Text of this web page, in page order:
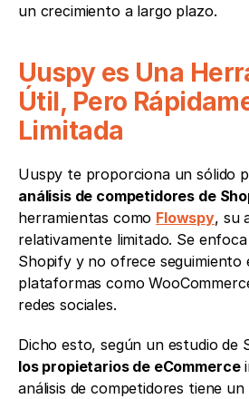
un crecimiento a largo plazo.
Uuspy es Una
Útil, Pero
Limitada
análisis de competidores de
herramientas como Flowspy, su
relativamente limitado. Se
Shopify y no ofrece seguimiento
plataformas como
redes sociales.
Dicho esto, según un estudio de
los propietarios de eCommerce
análisis de competidores tiene